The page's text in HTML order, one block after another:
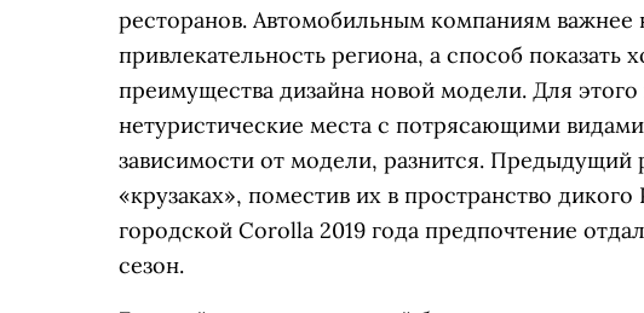
ресторанов. Автомобильным компаниям важнее
привлекательность региона, а способ показать
преимущества дизайна новой модели. Для
нетуристические места с потрясающими
зависимости от модели, разнится. Предыдущий
«крузаках», поместив их в пространство
городской Corolla 2019 года предпочтение
сезон.